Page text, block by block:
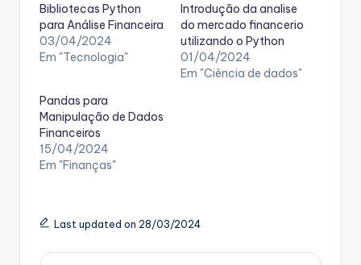
Bibliotecas Python
para Análise Financeira
03/04/2024
Em "Tecnologia"
Introdução da analise
do mercado financerio
utilizando o Python
01/04/2024
Em "Ciência de dados"
Pandas para
Manipulação de Dados
Financeiros
15/04/2024
Em "Finanças"
Last updated on 28/03/2024